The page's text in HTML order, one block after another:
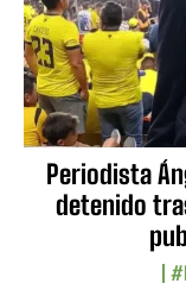
Periodista
detenido